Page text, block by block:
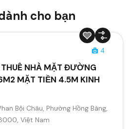
cho bạn
4
NHÀ MẶT ĐƯỜNG
MẶT TIỀN 4.5M KINH
Bội Châu, Phường Hồng Bàng,
Việt Nam